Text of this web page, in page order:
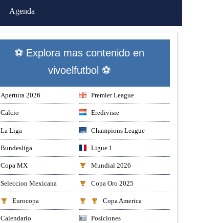
Agenda
⚽ Explora mas contenido en
vivoelfutbol ⚽
Apertura 2026 Premier League
Calcio Eredivisie
La Liga Champions League
Bundesliga Ligue 1
Copa MX Mundial 2026
Seleccion Mexicana Copa Oro 2025
Eurocopa Copa America
Calendario Posiciones